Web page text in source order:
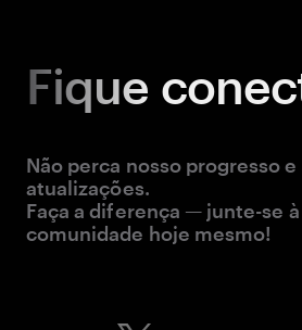
Fique
Não perca nosso progresso
atualizações.
Faça a diferença — junte-se à
comunidade hoje mesmo!